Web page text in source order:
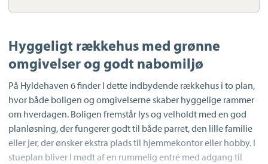
Hyggeligt rækkehus med grønne
omgivelser og godt nabomiljø
På Hyldehaven 6 finder I dette indbydende rækkehus i to plan,
hvor både boligen og omgivelserne skaber hyggelige rammer
om hverdagen. Boligen fremstår lys og velholdt med en god
planløsning, der fungerer godt til både parret, den lille familie
eller jer, der ønsker ekstra plads til hjemmekontor eller hobby. I
stueplan bliver I mødt af en rummelig entré med adgang til